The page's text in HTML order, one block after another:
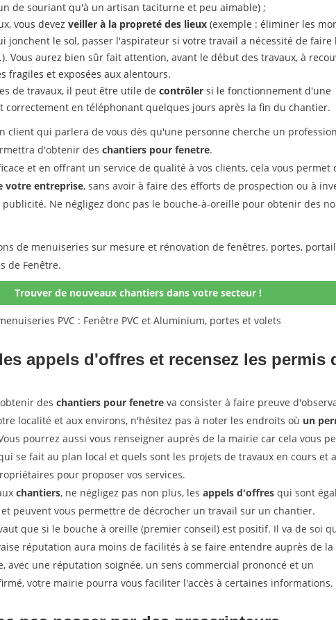
de souriant qu'à un artisan taciturne et peu aimable) ;
vous devez veiller à la propreté des lieux (exemple : éliminer les
jonchent le sol, passer l'aspirateur si votre travail a nécessité de faire
Vous aurez bien sûr fait attention, avant le début des travaux, à
fragiles et exposées aux alentours.
de travaux, il peut être utile de contrôler si le fonctionnement d'une
correctement en téléphonant quelques jours après la fin du chantier.
client qui parlera de vous dès qu'une personne cherche un
d'obtenir des chantiers pour fenetre.
et en offrant un service de qualité à vos clients, cela vous permet
votre entreprise, sans avoir à faire des efforts de prospection ou à
Ne négligez donc pas le bouche-à-oreille pour obtenir des
de menuiseries sur mesure et rénovation de fenêtres, portes,
de Fenêtre.
Trouver de nouveaux chantiers dans votre secteur !
PVC : Fenêtre PVC et Aluminium, portes et volets
appels d'offres et recensez les permis
des chantiers pour fenetre va consister à faire preuve
localité et aux environs, n'hésitez pas à noter les endroits où un
pourrez aussi vous renseigner auprès de la mairie car cela vous
se fait au plan local et quels sont les projets de travaux en cours et
pour proposer vos services.
chantiers, ne négligez pas non plus, les appels d'offres qui sont
peuvent vous permettre de décrocher un travail sur un chantier.
que si le bouche à oreille (premier conseil) est positif. Il va de soi
réputation aura moins de facilités à se faire entendre auprès de
avec une réputation soignée, un sens commercial prononcé et un
votre mairie pourra vous faciliter l'accès à certaines informations.